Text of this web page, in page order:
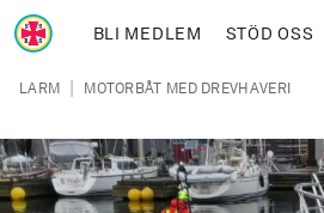
Hoppa till huvudinnehåll
BLI MEDLEM STÖD OSS
Länkstig
LARM | MOTORBÅT MED DREVHAVERI